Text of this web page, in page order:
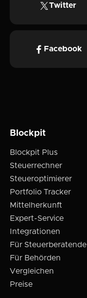
Twitter
Facebook
Blockpit
Blockpit Plus
Steuerrechner
Steueroptimierer
Portfolio Tracker
Mittelherkunft
Expert-Service
Integrationen
Für Steuerberatende
Für Behörden
Vergleichen
Preise